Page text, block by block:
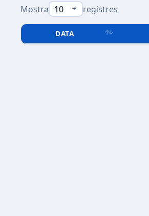
Mostra registres
DATA